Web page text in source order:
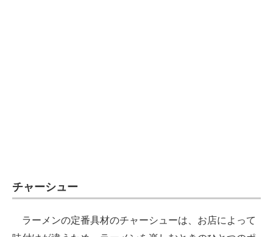
チャーシュー
ラーメンの定番具材のチャーシューは、お店によって